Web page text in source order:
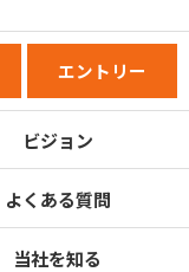
エントリー
ビジョン
よくある質問
当社を知る